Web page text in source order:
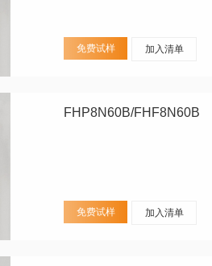
免费试样 加入清单
FHP8N60B/FHF8N60B
免费试样 加入清单